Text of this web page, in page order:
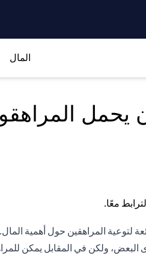
المال
لتوعية المراهقين حول أهمية
ولكن في المقابل يمكن